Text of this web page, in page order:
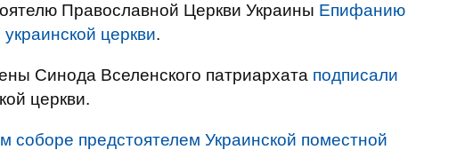
Православной Церкви Украины Епифанию
церкви.
Синода Вселенского патриархата подписали
церкви.
соборе предстоятелем Украинской поместной